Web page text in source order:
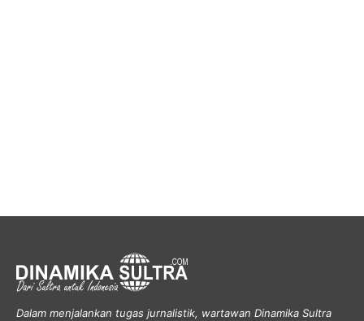
Dalam menjalankan tugas jurnalistik, wartawan Dinamika Sultra